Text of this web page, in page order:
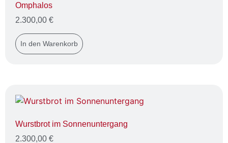
Omphalos
2.300,00 €
In den Warenkorb
Wurstbrot im Sonnenuntergang
2.300,00 €